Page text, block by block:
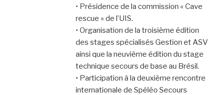
• Présidence de la commission « Cave
rescue » de l’UIS.
• Organisation de la troisième édition
des stages spécialisés Gestion et ASV
ainsi que la neuvième édition du stage
technique secours de base au Brésil.
• Participation à la deuxième rencontre
internationale de Spéléo Secours